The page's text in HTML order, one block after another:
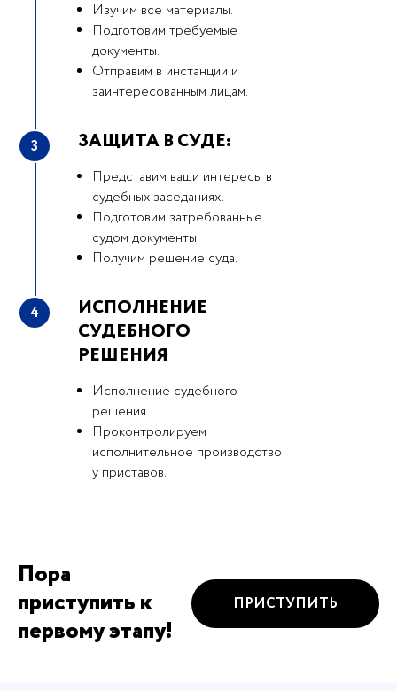
Изучим все материалы.
Подготовим требуемые
документы.
Отправим в инстанции и
заинтересованным лицам.
3 ЗАЩИТА В СУДЕ:
Представим ваши интересы в
судебных заседаниях.
Подготовим затребованные
судом документы.
Получим решение суда.
4
ИСПОЛНЕНИЕ
СУДЕБНОГО
РЕШЕНИЯ
Исполнение судебного
решения.
Проконтролируем
исполнительное производство
у приставов.
Пора
приступить к
первому этапу!
ПРИСТУПИТЬ